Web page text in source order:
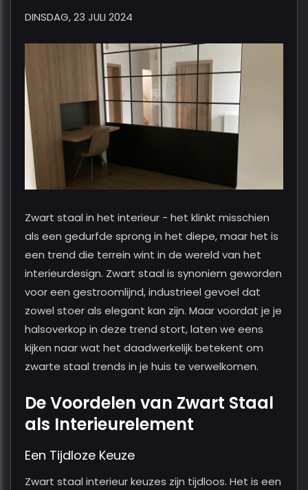
DINSDAG, 23 JULI 2024
Zwart staal in het interieur - het klinkt misschien
als een gedurfde sprong in het diepe, maar het is
een trend die terrein wint in de wereld van het
interieurdesign. Zwart staal is synoniem geworden
voor een gestroomlijnd, industrieel gevoel dat
zowel stoer als elegant kan zijn. Maar voordat je je
halsoverkop in deze trend stort, laten we eens
kijken naar wat het daadwerkelijk betekent om
zwarte staal trends in je huis te verwelkomen.
De Voordelen van Zwart Staal
als Interieurelement
Een Tijdloze Keuze
Zwart staal interieur keuzes zijn tijdloos. Het is een